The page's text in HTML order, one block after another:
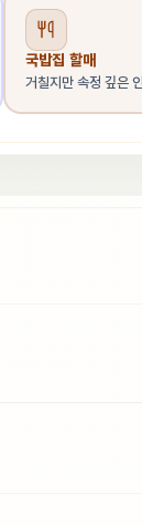
국밥집 할매
거칠지만 속정 깊은